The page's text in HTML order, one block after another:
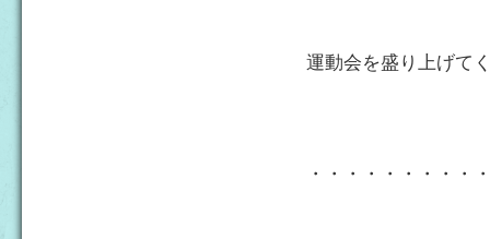
運動会を盛り上げて
・・・・・・・・・